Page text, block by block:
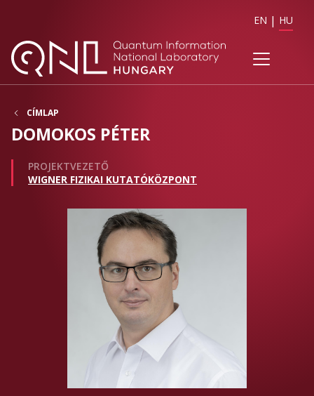
EN HU
CÍMLAP
DOMOKOS PÉTER
PROJEKTVEZETŐ
WIGNER FIZIKAI KUTATÓKÖZPONT